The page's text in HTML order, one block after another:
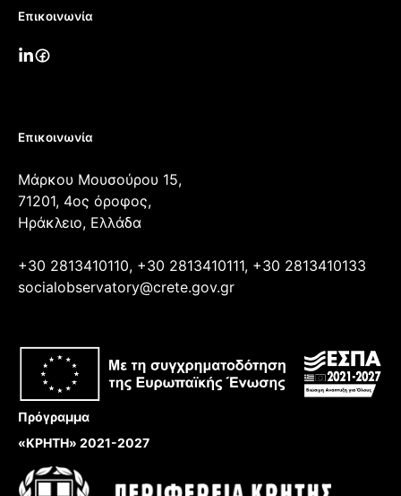
Επικοινωνία
Επικοινωνία
Μάρκου Μουσούρου 15,
71201, 4ος όροφος,
Ηράκλειο, Ελλάδα
+30 2813410110, +30 2813410111, +30 2813410133
socialobservatory@crete.gov.gr
Πρόγραμμα
«ΚΡΗΤΗ» 2021-2027